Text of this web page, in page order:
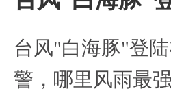
台风"白海豚"登
警，哪里风雨最